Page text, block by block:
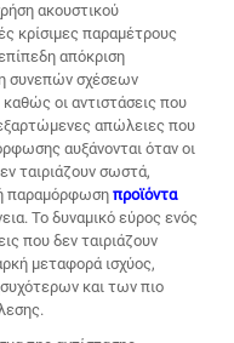
ακουστικού
κρίσιμες παραμέτρους
απόκριση
συνεπών σχέσεων
οι αντιστάσεις που
εξαρτώμενες απώλειες που
αυξάνονται όταν οι
ταιριάζουν σωστά,
παραμόρφωσηπροϊόντα
Το δυναμικό εύρος ενός
που δεν ταιριάζουν
μεταφορά ισχύος,
και των πιο